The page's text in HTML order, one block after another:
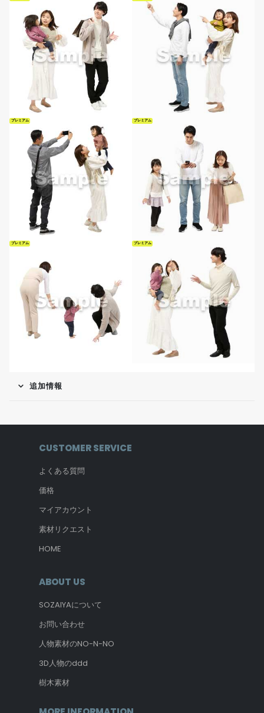
プレミアム プレミアム
プレミアム プレミアム
追加情報
CUSTOMER SERVICE
よくある質問
価格
マイアカウント
素材リクエスト
HOME
ABOUT US
SOZAIYAについて
お問い合わせ
人物素材のNO-N-NO
3D人物のddd
樹木素材